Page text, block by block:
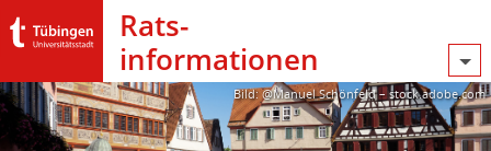
Rats­
informationen
Bild: @Manuel Schönfeld – stock.adobe.com